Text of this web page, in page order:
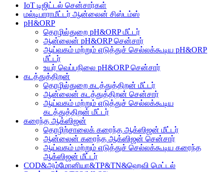
IoT டிஜிட்டல் சென்சார்கள்
மல்டிபாராமீட்டர் ஆன்லைன் சிஸ்டம்ஸ்
pH&ORP
தொழில்துறை pH&ORP மீட்டர்
ஆன்லைன் pH&ORP சென்சார்
ஆய்வகம் மற்றும் எடுத்துச் செல்லக்கூடிய pH&ORP
மீட்டர்
உயர் வெப்பநிலை pH&ORP சென்சார்
கடத்துத்திறன்
தொழில்துறை கடத்துத்திறன் மீட்டர்
ஆன்லைன் கடத்துத்திறன் சென்சார்
ஆய்வகம் மற்றும் எடுத்துச் செல்லக்கூடிய
கடத்துத்திறன் மீட்டர்
கரைந்த ஆக்ஸிஜன்
தொழிற்சாலைக் கரைந்த ஆக்ஸிஜன் மீட்டர்
ஆன்லைன் கரைந்த ஆக்ஸிஜன் சென்சார்
ஆய்வகம் மற்றும் எடுத்துச் செல்லக்கூடிய கரைந்த
ஆக்ஸிஜன் மீட்டர்
COD&அம்மோனியா&TP&TN&ஹெவி மெட்டல்